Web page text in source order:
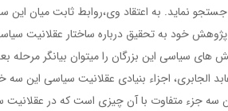
نماید. به اعتقاد وی،روابط ثابت میان
پژوهش خود به تحقیق درباره ساختار عقلانیت
سیاسی این بزرگان را میتوان بیانگر مرحله
الجابری، اجزاء بنیادی عقلانیت سیاسی این سه
سه جزء متفاوت با آن چیزی است که در